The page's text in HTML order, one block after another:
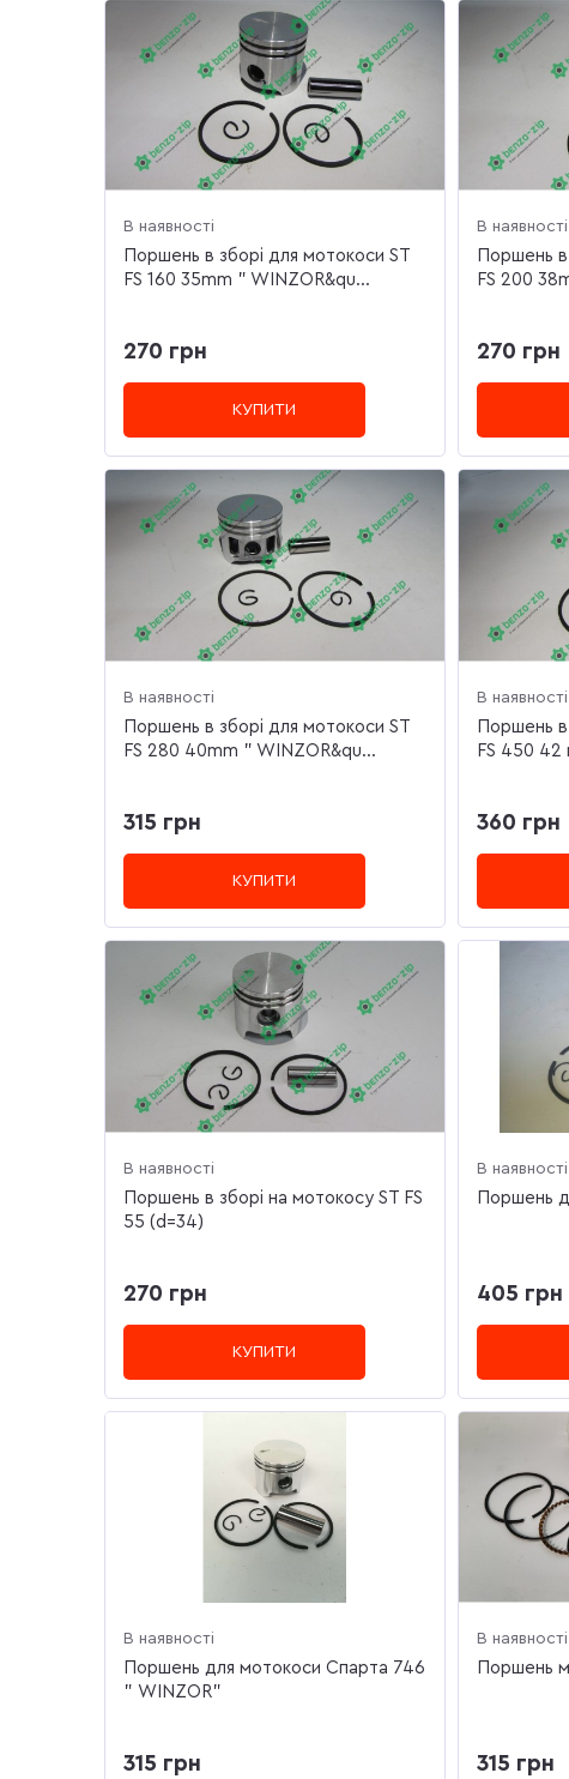
В наявності
Поршень в зборі для мотокоси ST
FS 160 35mm " WINZOR&qu...
270 грн
КУПИТИ
В наявності
Поршень в
FS 200
270 грн
В наявності
Поршень в зборі для мотокоси ST
FS 280 40mm " WINZOR&qu...
315 грн
КУПИТИ
В наявності
Поршень в
FS 450 42
360 грн
В наявності
Поршень в зборі на мотокосу ST FS
55 (d=34)
270 грн
КУПИТИ
В наявності
Поршень
405 грн
В наявності
Поршень для мотокоси Спарта 746
" WINZOR"
315 грн
В наявності
Поршень
315 грн